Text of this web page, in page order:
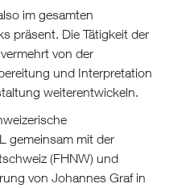
im gesamten
präsent. Die Tätigkeit der
von der
und Interpretation
weiterentwickeln.
gemeinsam mit der
(FHNW) und
von Johannes Graf in